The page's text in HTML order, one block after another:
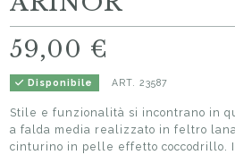
59,00 €
Disponibile ART. 23587
Stile e funzionalità si incontrano in
a falda media realizzato in feltro
cinturino in pelle effetto coccodrillo.